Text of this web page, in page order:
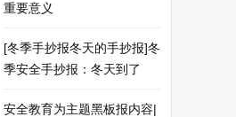
重要意义
[冬季手抄报冬天的手抄报]冬
季安全手抄报：冬天到了
安全教育为主题黑板报内容|